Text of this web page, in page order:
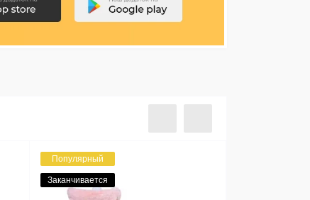
Популярный
Заканчивается